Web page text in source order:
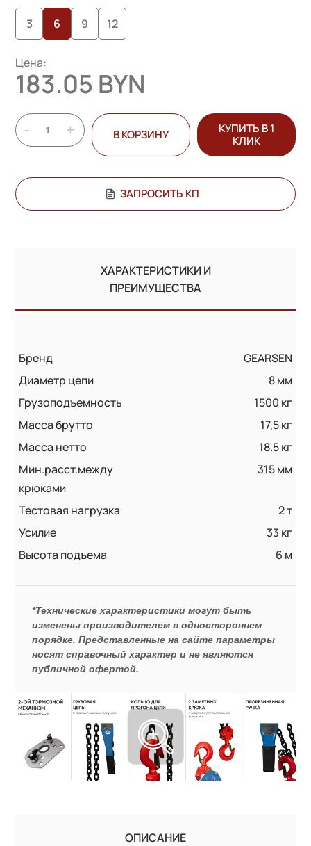
3 6 9 12
Цена:
183.05 BYN
- + В КОРЗИНУ
КУПИТЬ В 1
КЛИК
ЗАПРОСИТЬ КП
ХАРАКТЕРИСТИКИ И
ПРЕИМУЩЕСТВА
Бренд
GEARSEN
Диаметр цепи
8 мм
Грузоподъемность
1500 кг
Масса брутто
17,5 кг
Масса нетто
18.5 кг
Мин.расст.между
крюками
315 мм
Тестовая нагрузка
2 т
Усилие
33 кг
Высота подъема
6 м
*Технические характеристики могут быть
изменены производителем в одностороннем
порядке. Представленные на сайте параметры
носят справочный характер и не являются
публичной офертой.
ОПИСАНИЕ